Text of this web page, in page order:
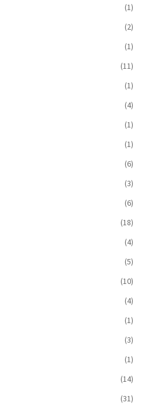
(1)
(2)
(1)
(11)
(1)
(4)
(1)
(1)
(6)
(3)
(6)
(18)
(4)
(5)
(10)
(4)
(1)
(3)
(1)
(14)
(31)